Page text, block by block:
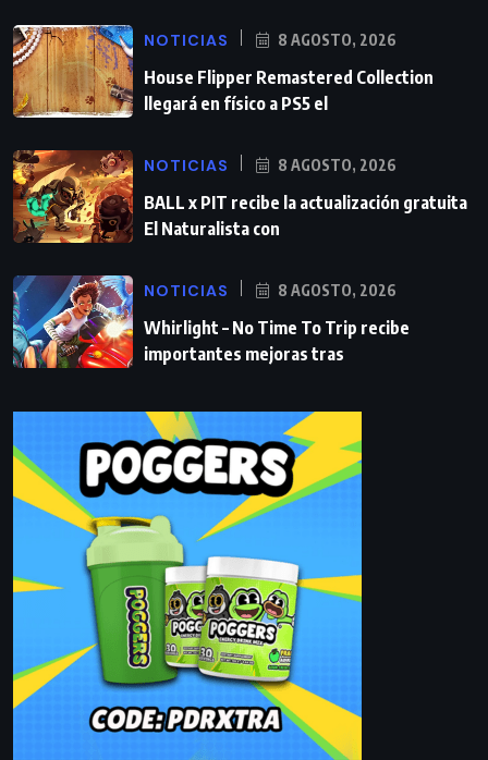
NOTICIAS 8 AGOSTO, 2026
House Flipper Remastered Collection
llegará en físico a PS5 el
NOTICIAS 8 AGOSTO, 2026
BALL x PIT recibe la actualización gratuita
El Naturalista con
NOTICIAS 8 AGOSTO, 2026
Whirlight – No Time To Trip recibe
importantes mejoras tras